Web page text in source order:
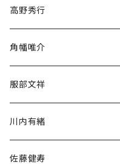
随筆・ノンフィクション・その他
高野秀行
角幡唯介
服部文祥
川内有緒
佐藤健寿